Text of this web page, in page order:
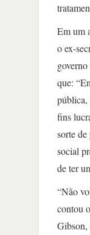
Em um
o ex-
que:
pública,
fins
sorte de
social
de ter
“Não
contou
Gibson,